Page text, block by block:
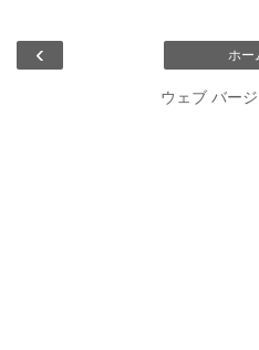
‹ ホー
ウェブ バー